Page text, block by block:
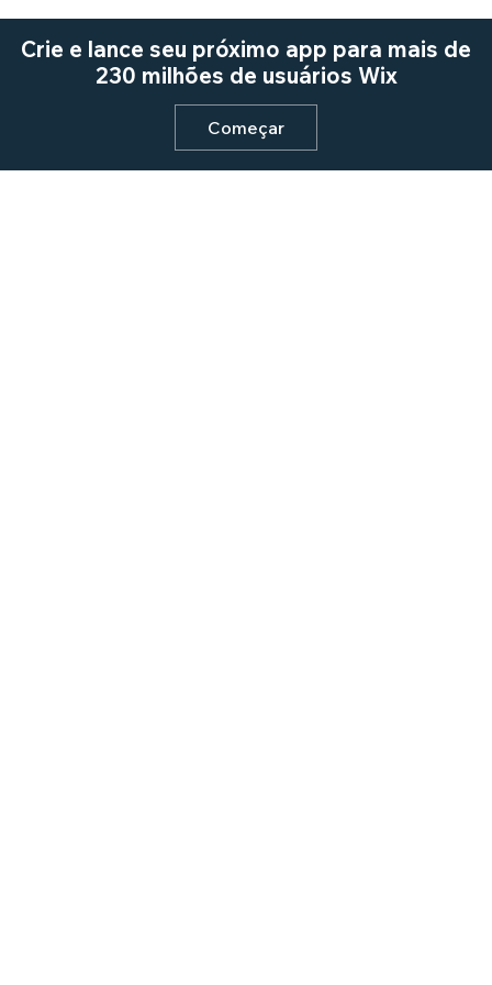
Crie e lance seu próximo app para mais de
230 milhões de usuários Wix
Começar